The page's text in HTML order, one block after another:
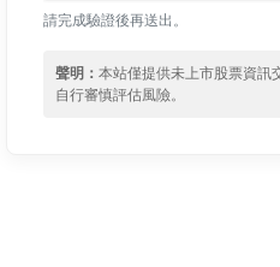
請完成驗證後再送出。
聲明：本站僅提供未上市股票資訊
自行審慎評估風險。